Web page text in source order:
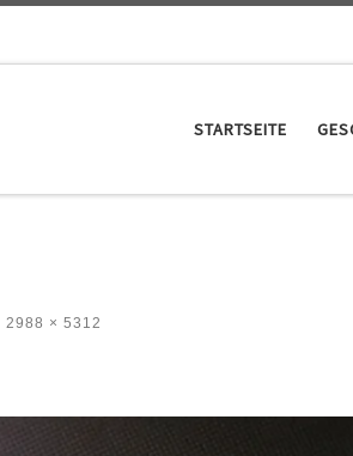
STARTSEITE
2988 × 5312